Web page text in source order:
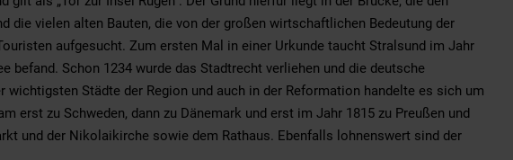
die vielen alten Bauten, die von der großen wirtschaftlichen Bedeutung der
aufgesucht. Zum ersten Mal in einer Urkunde taucht Stralsund im Jahr
Schon 1234 wurde das Stadtrecht verliehen und die deutsche
Städte der Region und auch in der Reformation handelte es sich um
erst zu Schweden, dann zu Dänemark und erst im Jahr 1815 zu Preußen und
und der Nikolaikirche sowie dem Rathaus. Ebenfalls lohnenswert sind der